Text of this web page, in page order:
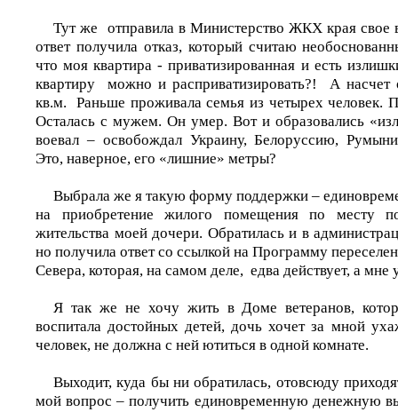
Тут же отправила в Министерство ЖКХ края свое
ответ получила отказ, который считаю
что моя квартира - приватизированная и есть
квартиру можно и расприватизировать?! А
кв.м. Раньше проживала семья из четырех человек.
Осталась с мужем. Он умер. Вот и образовались
воевал – освобождал Украину, Белоруссию,
Это, наверное, его «лишние» метры?
Выбрала же я такую форму поддержки –
на приобретение жилого помещения по месту
жительства моей дочери. Обратилась и в
но получила ответ со ссылкой на Программу
Севера, которая, на самом деле, едва действует, а мне
Я так же не хочу жить в Доме ветеранов,
воспитала достойных детей, дочь хочет за мной
человек, не должна с ней ютиться в одной комнате.
Выходит, куда бы ни обратилась, отовсюду
мой вопрос – получить единовременную денежную